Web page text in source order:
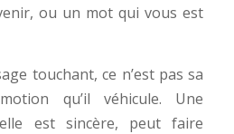
ou un mot qui vous est
touchant, ce n’est pas sa
qu’il véhicule. Une
est sincère, peut faire